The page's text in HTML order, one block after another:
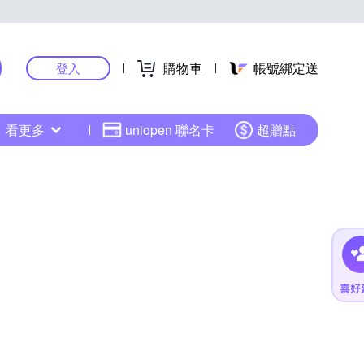
登入 購物車 帳號綁定送
看更多 uniopen 聯名卡 超贈點